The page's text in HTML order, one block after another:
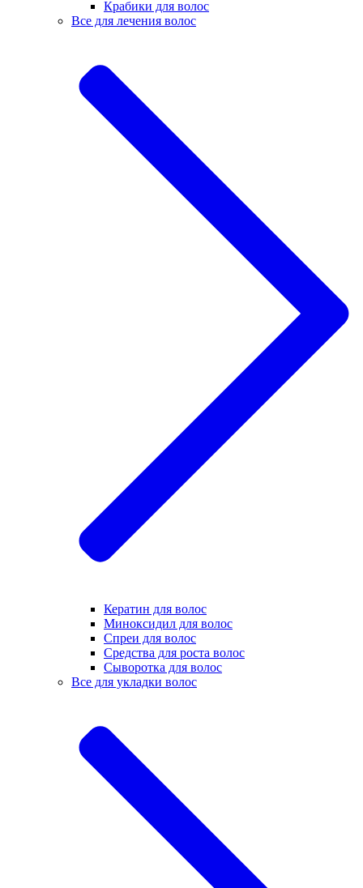
Крабики для волос
Все для лечения волос
Кератин для волос
Миноксидил для волос
Спреи для волос
Средства для роста волос
Сыворотка для волос
Все для укладки волос